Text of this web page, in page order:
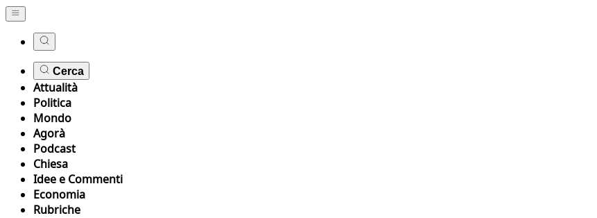
Cerca
Attualità
Politica
Mondo
Agorà
Podcast
Chiesa
Idee e Commenti
Economia
Rubriche